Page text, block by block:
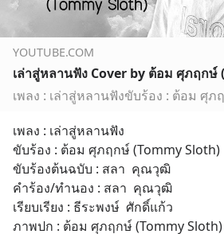
YOUTUBE.COM
เล่าสู่หลานฟัง Cover by ต้อม ศุภฤกษ์
เพลง : เล่าสู่หลานฟัง
ขับร้อง : ต้อม ศุภฤกษ์ (Tommy Sloth)
ขับร้องต้นฉบับ : สลา  คุณวุฒิ
คำร้อง/ทำนอง : สลา  คุณวุฒิ
เรียบเรียง : ธีระพงษ์  ศักดิ์แก้ว
ภาพปก : ต้อม ศุภฤกษ์ (Tommy Sloth)